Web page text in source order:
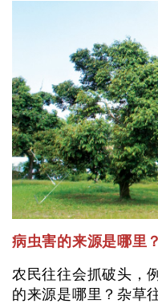
病虫害的来源是哪里？
农民往往会抓破头，
的来源是哪里？杂草